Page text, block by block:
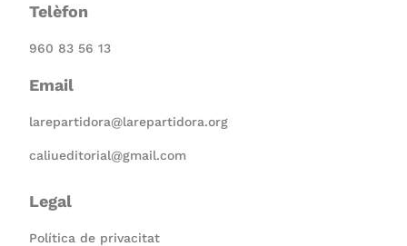
Telèfon
960 83 56 13
Email
larepartidora@larepartidora.org
caliueditorial@gmail.com
Legal
Política de privacitat